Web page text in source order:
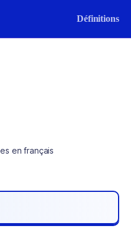
Définitions
en français